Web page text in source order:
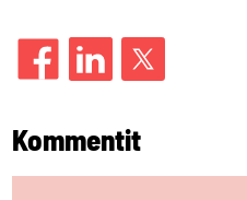
Kommentit